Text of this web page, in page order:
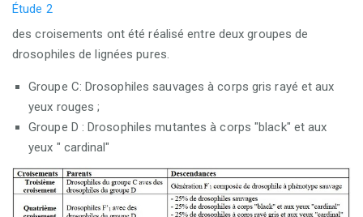
Étude 2
des croisements ont été réalisé entre deux groupes de
drosophiles de lignées pures.
Groupe C: Drosophiles sauvages à corps gris rayé et aux
yeux rouges ;
Groupe D : Drosophiles mutantes à corps "black" et aux
yeux " cardinal"